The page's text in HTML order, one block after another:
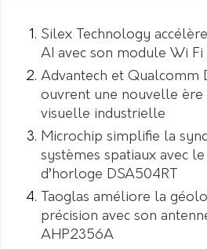
Silex Technology
AI avec son module Wi Fi
Advantech et Qualcomm
ouvrent une nouvelle ère
visuelle industrielle
Microchip simplifie la
systèmes spatiaux avec
d’horloge DSA504RT
Taoglas améliore la
précision avec son
AHP2356A